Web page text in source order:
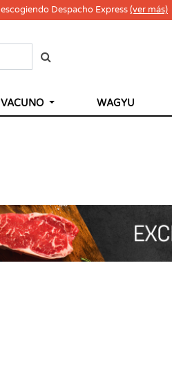
Despacho Express(ver más)
VACUNO WAGYU